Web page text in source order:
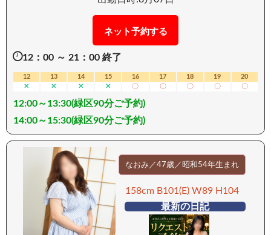
顔が 彼女の魅力をより輝かせて見せてくれます 年
齢とともに高まる性への欲求… 昔は抑えられない
こともあったのだとか！？ まだ業界経験の浅い彼
女ですが喜んでももらうのが大好きで ご奉仕した
くてたまらないとの事です！ キスも大好きでお客
様から求められると スイッチが入ってしまうのは
ここだけのお話です！ 愛想が良くルックスが抜群
で一度出逢ってしまうと 彼女の虜となる事は一目
瞭然、 まるで本当の恋人と過ごしているかの様な
接客という枠を超えた自然な距離感は きっと、満
足していただけることでしょう ーーーーーーーー
ー 【移動手段：車】 ーーーーーーーーー
ネット予約する
12：00 ～ 21：00 終了
12
✕
13
✕
14
✕
15
✕
16
〇
17
〇
18
〇
19
〇
20
〇
12:00～13:30(緑区90分ご予約)
14:00～15:30(緑区90分ご予約)
なおみ／47歳／昭和54年生まれ
158cm B101(E) W89 H104
最新の日記